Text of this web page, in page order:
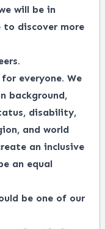
will be in
discover more
.
everyone. We
background,
disability,
and world
an inclusive
an equal
be one of our